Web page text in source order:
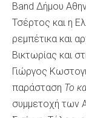
Band Δήμου
Τσέρτος και η
ρεμπέτικα και
Βικτωρίας και
Γιώργος
παράσταση Το
συμμετοχή των